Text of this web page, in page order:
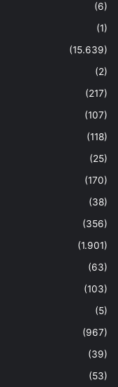
(6)
(1)
(15.639)
(2)
(217)
(107)
(118)
(25)
(170)
(38)
(356)
(1.901)
(63)
(103)
(5)
(967)
(39)
(53)